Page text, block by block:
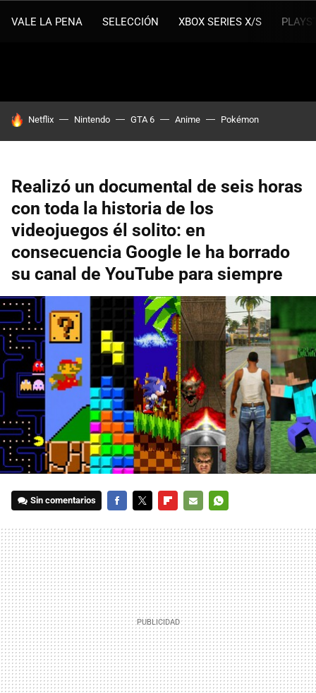
VALE LA PENA SELECCIÓN XBOX SERIES X/S
HOY SE HABLA DE
Netflix Nintendo GTA 6 Anime Pokémon
Realizó un documental de seis horas
con toda la historia de los
videojuegos él solito: en
consecuencia Google le ha borrado
su canal de YouTube para siempre
Sin comentarios
MAIL